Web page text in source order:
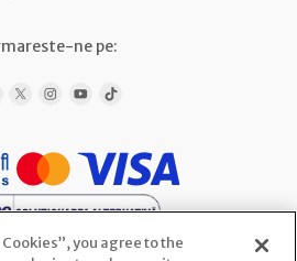
ne pe:
you agree to the